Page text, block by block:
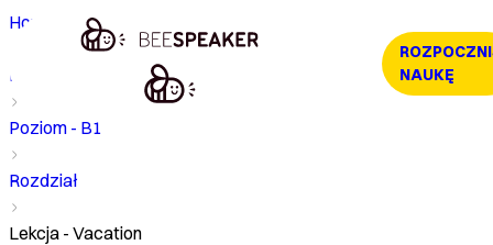
NAUKĘ
Home
Kurs
Poziom - B1
Rozdział
Lekcja - Vacation